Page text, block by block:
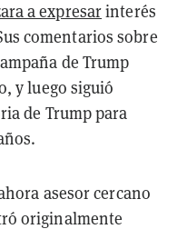
a expresarinterés
comentarios sobre
de Trump
y luego siguió
de Trump para
asesor cercano
originalmente